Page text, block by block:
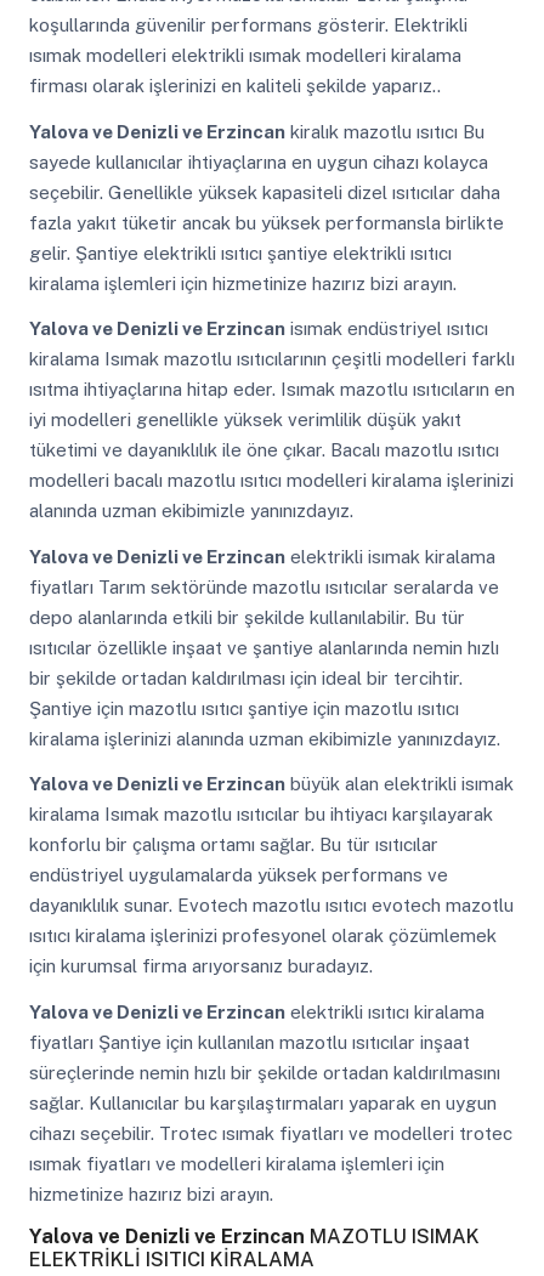
koşullarında güvenilir performans gösterir. Elektrikli
ısımak modelleri elektrikli ısımak modelleri kiralama
firması olarak işlerinizi en kaliteli şekilde yaparız..
Yalova ve Denizli ve Erzincankiralık mazotlu ısıtıcı Bu
sayede kullanıcılar ihtiyaçlarına en uygun cihazı kolayca
seçebilir. Genellikle yüksek kapasiteli dizel ısıtıcılar daha
fazla yakıt tüketir ancak bu yüksek performansla birlikte
gelir. Şantiye elektrikli ısıtıcı şantiye elektrikli ısıtıcı
kiralama işlemleri için hizmetinize hazırız bizi arayın.
Yalova ve Denizli ve Erzincanisımak endüstriyel ısıtıcı
kiralama Isımak mazotlu ısıtıcılarının çeşitli modelleri farklı
ısıtma ihtiyaçlarına hitap eder. Isımak mazotlu ısıtıcıların en
iyi modelleri genellikle yüksek verimlilik düşük yakıt
tüketimi ve dayanıklılık ile öne çıkar. Bacalı mazotlu ısıtıcı
modelleri bacalı mazotlu ısıtıcı modelleri kiralama işlerinizi
alanında uzman ekibimizle yanınızdayız.
Yalova ve Denizli ve Erzincanelektrikli isımak kiralama
fiyatları Tarım sektöründe mazotlu ısıtıcılar seralarda ve
depo alanlarında etkili bir şekilde kullanılabilir. Bu tür
ısıtıcılar özellikle inşaat ve şantiye alanlarında nemin hızlı
bir şekilde ortadan kaldırılması için ideal bir tercihtir.
Şantiye için mazotlu ısıtıcı şantiye için mazotlu ısıtıcı
kiralama işlerinizi alanında uzman ekibimizle yanınızdayız.
Yalova ve Denizli ve Erzincanbüyük alan elektrikli isımak
kiralama Isımak mazotlu ısıtıcılar bu ihtiyacı karşılayarak
konforlu bir çalışma ortamı sağlar. Bu tür ısıtıcılar
endüstriyel uygulamalarda yüksek performans ve
dayanıklılık sunar. Evotech mazotlu ısıtıcı evotech mazotlu
ısıtıcı kiralama işlerinizi profesyonel olarak çözümlemek
için kurumsal firma arıyorsanız buradayız.
Yalova ve Denizli ve Erzincanelektrikli ısıtıcı kiralama
fiyatları Şantiye için kullanılan mazotlu ısıtıcılar inşaat
süreçlerinde nemin hızlı bir şekilde ortadan kaldırılmasını
sağlar. Kullanıcılar bu karşılaştırmaları yaparak en uygun
cihazı seçebilir. Trotec ısımak fiyatları ve modelleri trotec
ısımak fiyatları ve modelleri kiralama işlemleri için
hizmetinize hazırız bizi arayın.
Yalova ve Denizli ve Erzincan MAZOTLU ISIMAK
ELEKTRİKLİ ISITICI KİRALAMA